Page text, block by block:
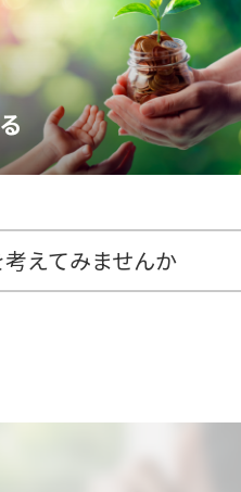
えてみませんか